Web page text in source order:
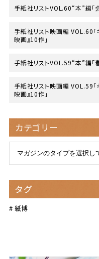
手紙社リストVOL.60“本”編「
手紙社リスト映画編 VOL.60「
映画』10作」
手紙社リストVOL.59“本”編
手紙社リスト映画編 VOL.59「
映画』10作」
カテゴリー
タグ
紙博